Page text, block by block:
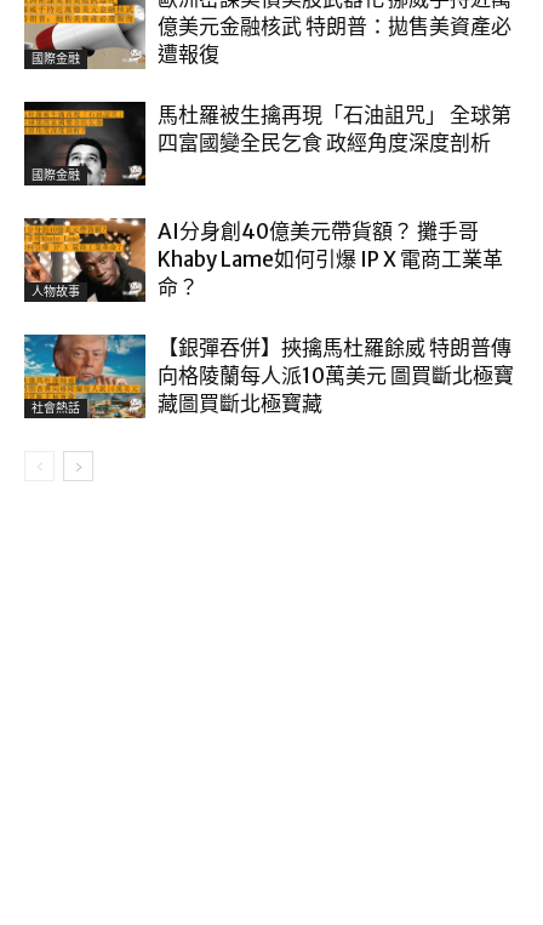
國際金融
億美元金融核武 特朗普：拋售美資產必
遭報復
國際金融
馬杜羅被生擒再現「石油詛咒」 全球第
四富國變全民乞食 政經角度深度剖析
人物故事
AI分身創40億美元帶貨額？ 攤手哥
Khaby Lame如何引爆 IP X 電商工業革
命？
社會熱話
【銀彈吞併】挾擒馬杜羅餘威 特朗普傳
向格陵蘭每人派10萬美元 圖買斷北極寶
藏圖買斷北極寶藏